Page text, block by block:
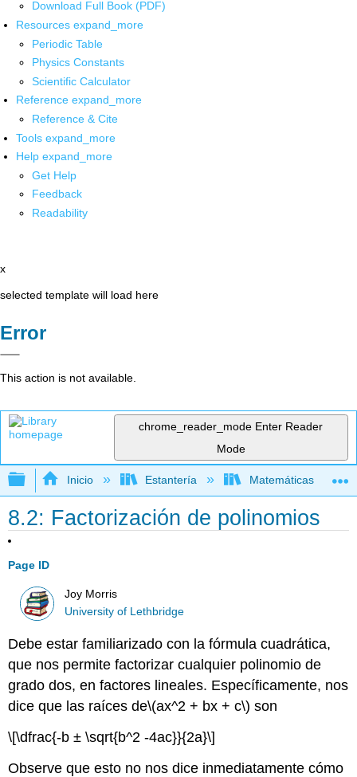
Download Full Book (PDF)
Resources expand_more
Periodic Table
Physics Constants
Scientific Calculator
Reference expand_more
Reference & Cite
Tools expand_more
Help expand_more
Get Help
Feedback
Readability
x
selected template will load here
Error
This action is not available.
chrome_reader_mode Enter Reader
Mode
Expandir/contraer jerarquía global
Inicio Estantería Matemáticas
8.2: Factorización de polinomios
Page ID
Joy Morris
University of Lethbridge
Debe estar familiarizado con la fórmula cuadrática,
que nos permite factorizar cualquier polinomio de
grado dos, en factores lineales. Específicamente, nos
dice que las raíces de\(ax^2 + bx + c\) son
\[\dfrac{-b ± \sqrt{b^2 -4ac}}{2a}\]
Observe que esto no nos dice inmediatamente cómo